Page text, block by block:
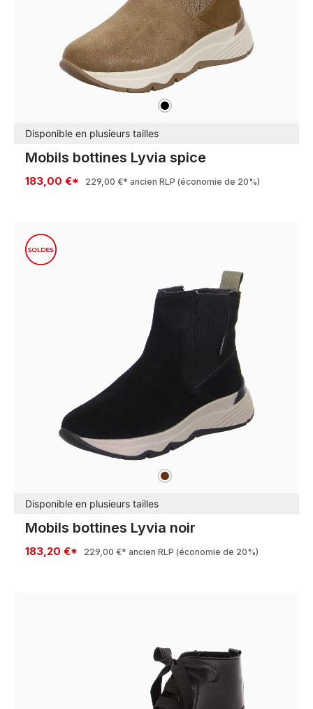
noir
Disponible en plusieurs tailles
Mobils bottines Lyvia spice
183,00 €* 229,00 €* ancien RLP (économie de 20%)
marron
Disponible en plusieurs tailles
Mobils bottines Lyvia noir
183,20 €* 229,00 €* ancien RLP (économie de 20%)